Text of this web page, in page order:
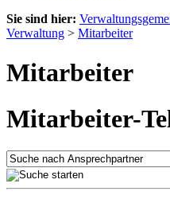
Sie sind hier:
Verwaltung > Mitarbeiter
Mitarbeiter
Mitarbeiter-